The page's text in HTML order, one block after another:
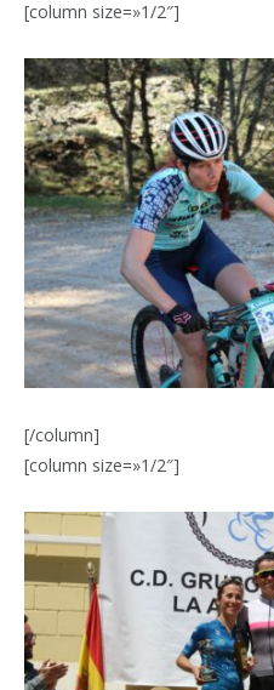
[column size=»1/2″]
[/column]
[column size=»1/2″]